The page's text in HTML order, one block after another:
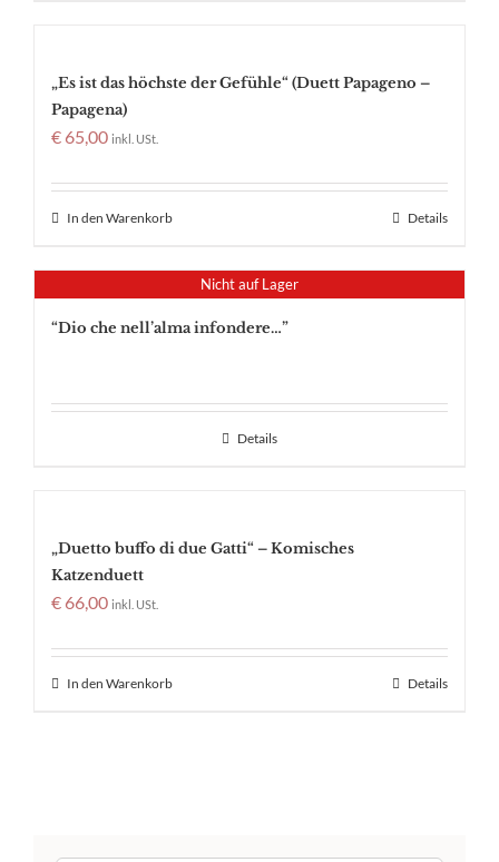
„Es ist das höchste der Gefühle“ (Duett Papageno –
Papagena)
€ 65,00 inkl. USt.
In den Warenkorb Details
Nicht auf Lager
“Dio che nell’alma infondere…”
Details
„Duetto buffo di due Gatti“ – Komisches
Katzenduett
€ 66,00 inkl. USt.
In den Warenkorb Details